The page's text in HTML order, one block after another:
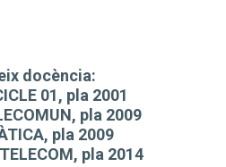
docència:
01, pla 2001
pla 2009
pla 2009
pla 2014